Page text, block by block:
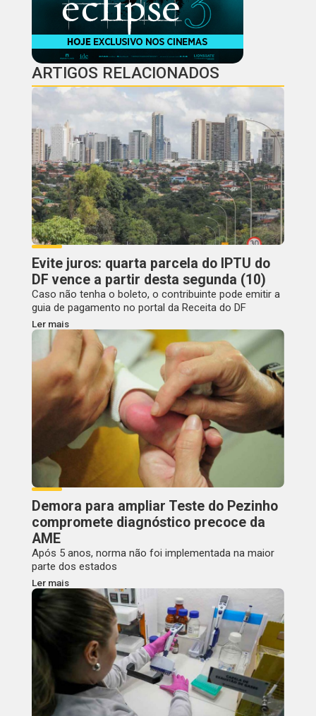
ARTIGOS RELACIONADOS
Evite juros: quarta parcela do IPTU do
DF vence a partir desta segunda (10)
Caso não tenha o boleto, o contribuinte pode emitir a
guia de pagamento no portal da Receita do DF
Ler mais
Demora para ampliar Teste do Pezinho
compromete diagnóstico precoce da
AME
Após 5 anos, norma não foi implementada na maior
parte dos estados
Ler mais